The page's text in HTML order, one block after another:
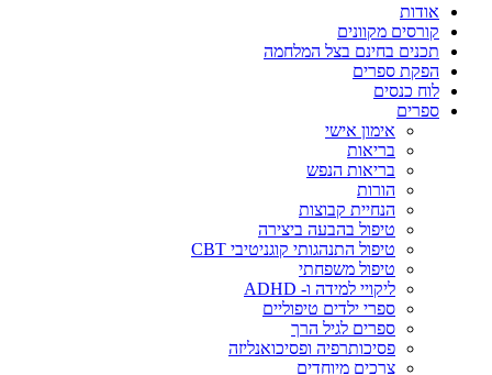
אודות
קורסים מקוונים
תכנים בחינם בצל המלחמה
הפקת ספרים
לוח כנסים
ספרים
אימון אישי
בריאות
בריאות הנפש
הורות
הנחיית קבוצות
טיפול בהבעה ביצירה
טיפול התנהגותי קוגניטיבי CBT
טיפול משפחתי
ליקויי למידה ו- ADHD
ספרי ילדים טיפוליים
ספרים לגיל הרך
פסיכותרפיה ופסיכואנליזה
צרכים מיוחדים